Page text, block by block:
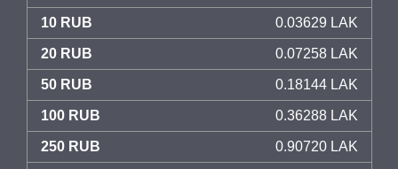
10 RUB 0.03629 LAK
20 RUB 0.07258 LAK
50 RUB 0.18144 LAK
100 RUB 0.36288 LAK
250 RUB 0.90720 LAK